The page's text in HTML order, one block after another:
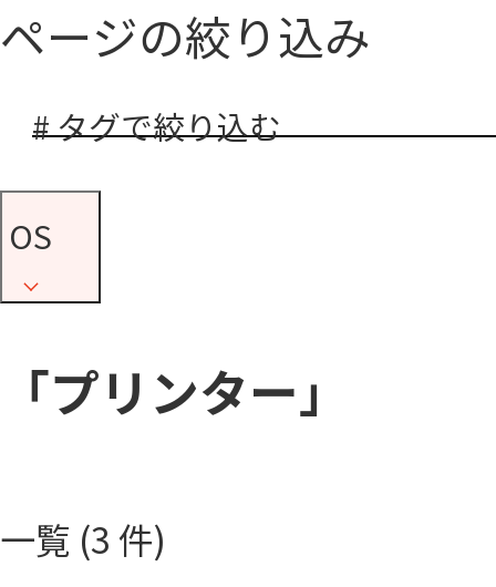
ページの絞り込み
# タグで絞り込む
OS
「プリンター」
一覧 (3 件)